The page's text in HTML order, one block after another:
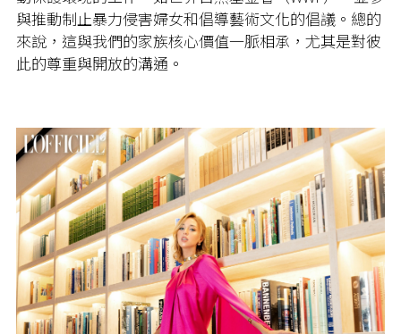
與推動制止暴力侵害婦女和倡導藝術文化的倡議。總的
來說，這與我們的家族核心價值一脈相承，尤其是對彼
此的尊重與開放的溝通。